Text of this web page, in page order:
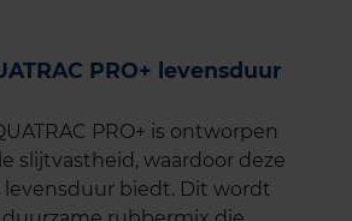
PRO+ levensduur
PRO+ is ontworpen
slijtvastheid, waardoor deze
levensduur biedt. Dit wordt